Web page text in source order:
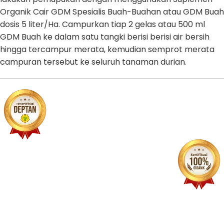
Organik Cair GDM Spesialis Buah-Buahan atau GDM Buah
dosis 5 liter/Ha. Campurkan tiap 2 gelas atau 500 ml
GDM Buah ke dalam satu tangki berisi berisi air bersih
hingga tercampur merata, kemudian semprot merata
campuran tersebut ke seluruh tanaman durian.